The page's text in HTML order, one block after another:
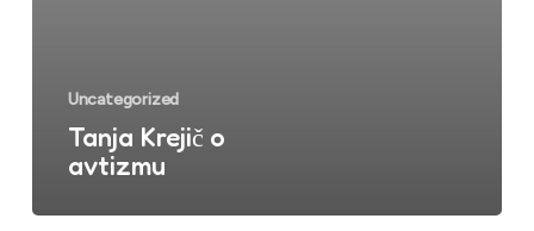
Uncategorized
Tanja Krejič o
avtizmu